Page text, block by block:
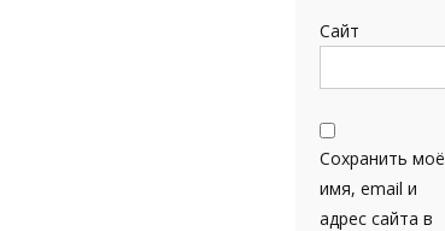
Сайт
Сохранить моё
имя, email и
адрес сайта в